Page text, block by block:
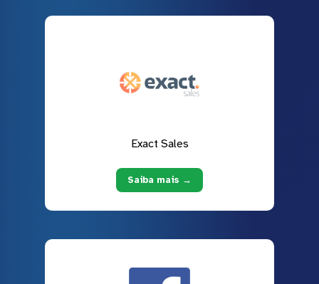
Exact Sales
Saiba mais →